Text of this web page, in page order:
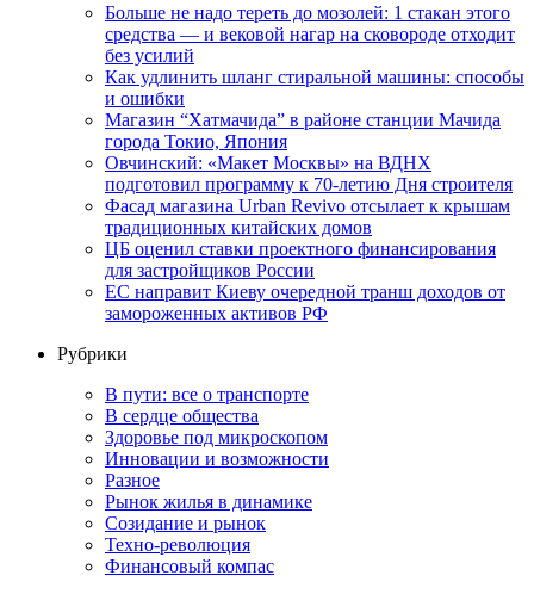
Больше не надо тереть до мозолей: 1 стакан этого
средства — и вековой нагар на сковороде отходит
без усилий
Как удлинить шланг стиральной машины: способы
и ошибки
Магазин “Хатмачида” в районе станции Мачида
города Токио, Япония
Овчинский: «Макет Москвы» на ВДНХ
подготовил программу к 70-летию Дня строителя
Фасад магазина Urban Revivo отсылает к крышам
традиционных китайских домов
ЦБ оценил ставки проектного финансирования
для застройщиков России
ЕС направит Киеву очередной транш доходов от
замороженных активов РФ
Рубрики
В пути: все о транспорте
В сердце общества
Здоровье под микроскопом
Инновации и возможности
Разное
Рынок жилья в динамике
Созидание и рынок
Техно-революция
Финансовый компас